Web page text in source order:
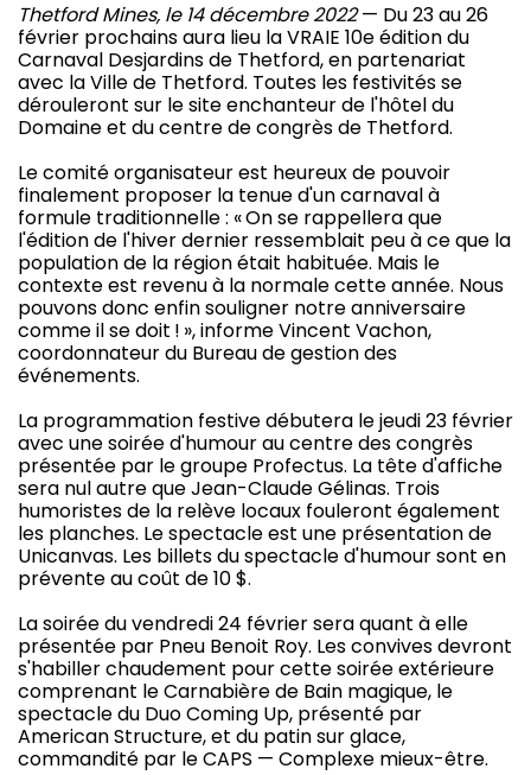
Thetford Mines, le 14 décembre 2022— Du 23 au 26
février prochains aura lieu la VRAIE 10e édition du
Carnaval Desjardins de Thetford, en partenariat
avec la Ville de Thetford. Toutes les festivités se
dérouleront sur le site enchanteur de l'hôtel du
Domaine et du centre de congrès de Thetford.
Le comité organisateur est heureux de pouvoir
finalement proposer la tenue d'un carnaval à
formule traditionnelle : « On se rappellera que
l'édition de l'hiver dernier ressemblait peu à ce que la
population de la région était habituée. Mais le
contexte est revenu à la normale cette année. Nous
pouvons donc enfin souligner notre anniversaire
comme il se doit ! », informe Vincent Vachon,
coordonnateur du Bureau de gestion des
événements.
La programmation festive débutera le jeudi 23 février
avec une soirée d'humour au centre des congrès
présentée par le groupe Profectus. La tête d'affiche
sera nul autre que Jean-Claude Gélinas. Trois
humoristes de la relève locaux fouleront également
les planches. Le spectacle est une présentation de
Unicanvas. Les billets du spectacle d'humour sont en
prévente au coût de 10 $.
La soirée du vendredi 24 février sera quant à elle
présentée par Pneu Benoit Roy. Les convives devront
s'habiller chaudement pour cette soirée extérieure
comprenant le Carnabière de Bain magique, le
spectacle du Duo Coming Up, présenté par
American Structure, et du patin sur glace,
commandité par le CAPS — Complexe mieux-être.